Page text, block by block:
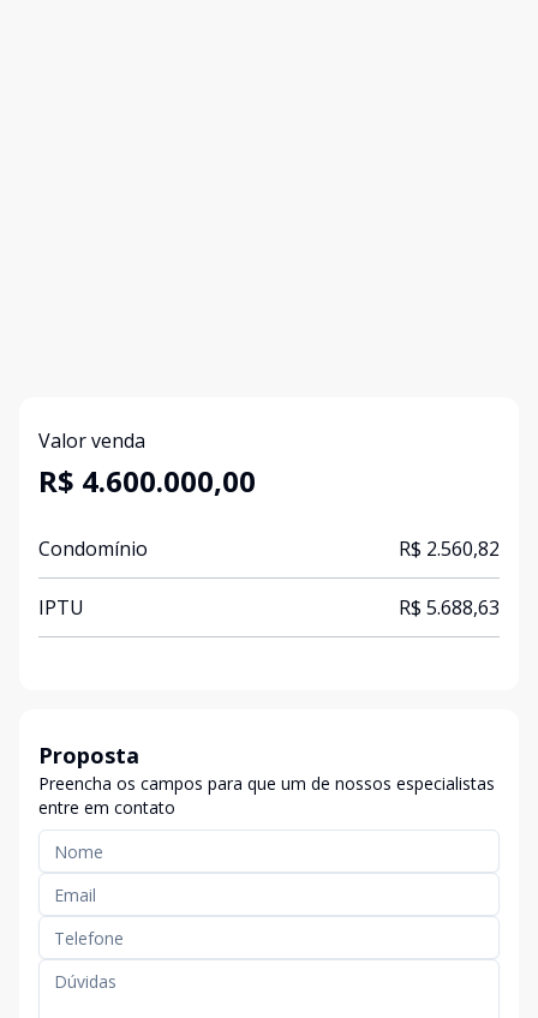
Valor venda
R$ 4.600.000,00
Condomínio R$ 2.560,82
IPTU R$ 5.688,63
Proposta
Preencha os campos para que um de nossos especialistas
entre em contato